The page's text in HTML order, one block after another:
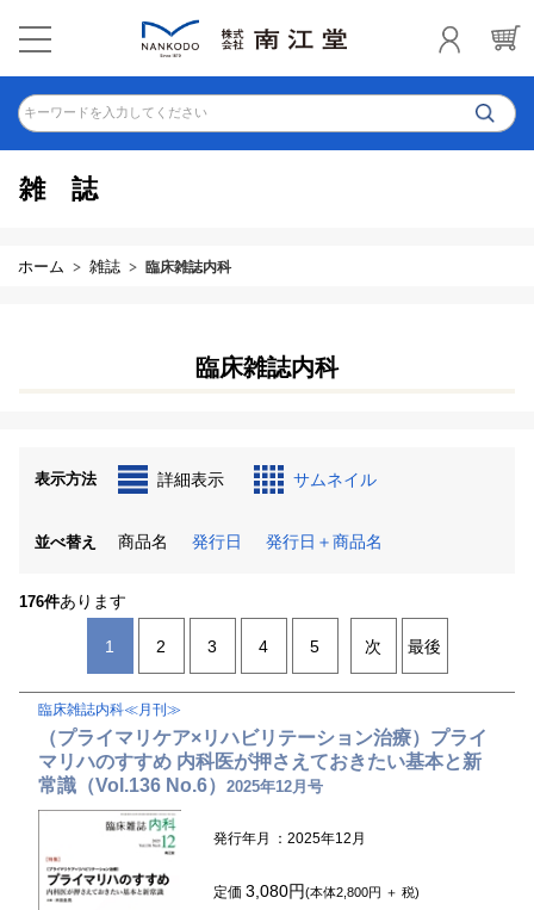
キーワードを入力してください
雑誌
ホーム 雑誌 臨床雑誌内科
臨床雑誌内科
表示方法 詳細表示 サムネイル
並べ替え 商品名 発行日 発行日＋商品名
176件あります
1 2 3 4 5 次 最後
臨床雑誌内科≪月刊≫
（プライマリケア×リハビリテーション治療）プライ
マリハのすすめ 内科医が押さえておきたい基本と新
常識（Vol.136 No.6）2025年12月号
発行年月 ：2025年12月
定価3,080円(本体2,800円 ＋ 税)